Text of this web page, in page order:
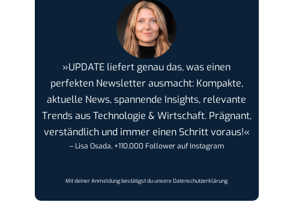
»UPDATE liefert genau das, was einen
perfekten Newsletter ausmacht: Kompakte,
aktuelle News, spannende Insights, relevante
Trends aus Technologie & Wirtschaft. Prägnant,
verständlich und immer einen Schritt voraus!«
– Lisa Osada, +110.000 Follower auf Instagram
Mit deiner Anmeldung bestätigst du unsereDatenschutzerklärung